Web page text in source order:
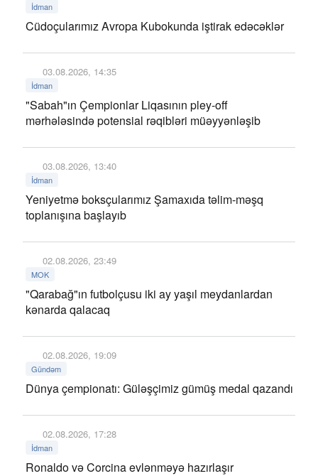
İdman
Cüdoçularımız Avropa Kubokunda iştirak edəcəklər
03.08.2026, 14:35
İdman
"Sabah"ın Çempionlar Liqasının pley-off
mərhələsində potensial rəqibləri müəyyənləşib
03.08.2026, 13:40
İdman
Yeniyetmə boksçularımız Şamaxıda təlim-məşq
toplanışına başlayıb
02.08.2026, 23:49
MOK
"Qarabağ"ın futbolçusu iki ay yaşıl meydanlardan
kənarda qalacaq
02.08.2026, 19:09
Gündəm
Dünya çempionatı: Güləşçimiz gümüş medal qazandı
02.08.2026, 17:28
İdman
Ronaldo və Corcina evlənməyə hazırlaşır